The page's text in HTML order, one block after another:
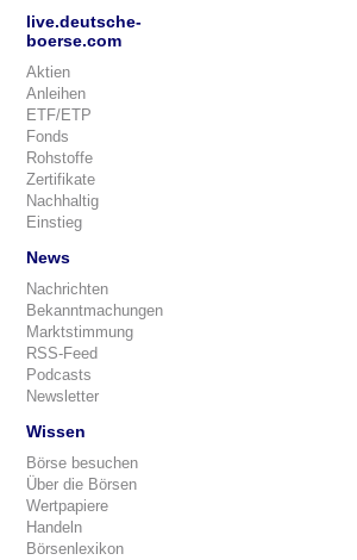
live.deutsche-
boerse.com
Aktien
Anleihen
ETF/ETP
Fonds
Rohstoffe
Zertifikate
Nachhaltig
Einstieg
News
Nachrichten
Bekanntmachungen
Marktstimmung
RSS-Feed
Podcasts
Newsletter
Wissen
Börse besuchen
Über die Börsen
Wertpapiere
Handeln
Börsenlexikon